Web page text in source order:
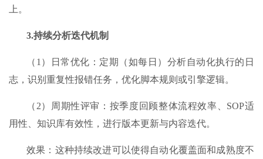
上。
3.持续分析迭代机制
（1）日常优化：定期（如每日）分析自动化执行的日
志，识别重复性报错任务，优化脚本规则或引擎逻辑。
（2）周期性评审：按季度回顾整体流程效率、SOP适
用性、知识库有效性，进行版本更新与内容迭代。​
效果：这种持续改进可以使得自动化覆盖面和成熟度不